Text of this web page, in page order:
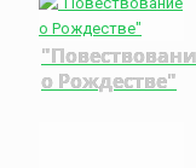
о Рождестве"